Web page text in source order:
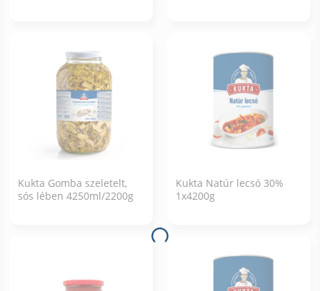
Kukta Gomba szeletelt,
sós lében 4250ml/2200g
Kukta Natúr lecsó 30%
1x4200g